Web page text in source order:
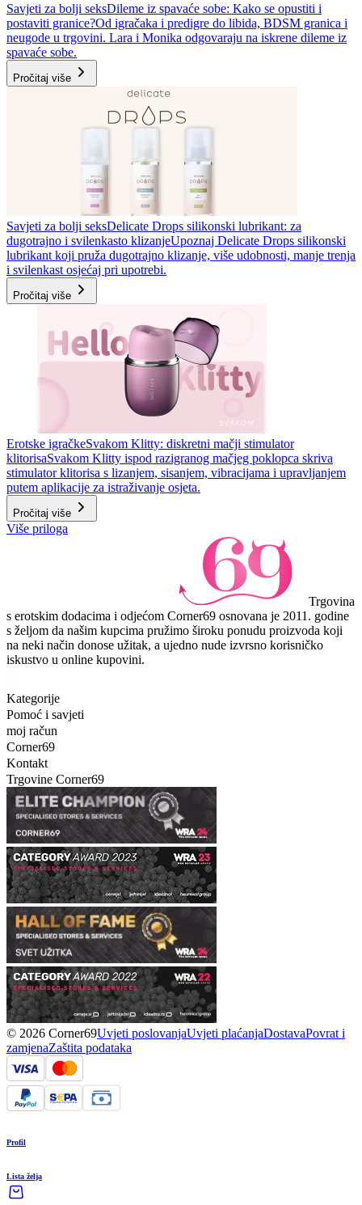
Savjeti za bolji seksDileme iz spavaće sobe: Kako se opustiti i
postaviti granice?Od igračaka i predigre do libida, BDSM granica i
neugode u trgovini. Lara i Monika odgovaraju na iskrene dileme iz
spavaće sobe.
Pročitaj više
Savjeti za bolji seksDelicate Drops silikonski lubrikant: za
dugotrajno i svilenkasto klizanjeUpoznaj Delicate Drops silikonski
lubrikant koji pruža dugotrajno klizanje, više udobnosti, manje trenja
i svilenkast osjećaj pri upotrebi.
Pročitaj više
Erotske igračkeSvakom Klitty: diskretni mačji stimulator
klitorisaSvakom Klitty ispod razigranog mačjeg poklopca skriva
stimulator klitorisa s lizanjem, sisanjem, vibracijama i upravljanjem
putem aplikacije za istraživanje osjeta.
Pročitaj više
Više priloga
Trgovina
s erotskim dodacima i odjećom Corner69 osnovana je 2011. godine
s željom da našim kupcima pružimo široku ponudu proizvoda koji
na neki način donose užitak, a ujedno nude izvrsno korisničko
iskustvo u online kupovini.
Kategorije
Pomoć i savjeti
moj račun
Corner69
Kontakt
Trgovine Corner69
© 2026 Corner69Uvjeti poslovanjaUvjeti plaćanjaDostavaPovrat i
zamjenaZaštita podataka
Profil
Lista želja